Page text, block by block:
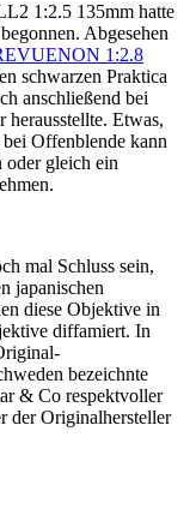
1:2.5 135mm hatte
Abgesehen
1:2.8
schwarzen Praktica
anschließend bei
herausstellte. Etwas,
Offenblende kann
oder gleich ein
mal Schluss sein,
japanischen
diese Objektive in
diffamiert. In
bezeichnte
& Co respektvoller
der Originalhersteller